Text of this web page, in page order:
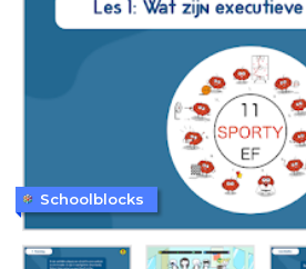
Schoolblocks